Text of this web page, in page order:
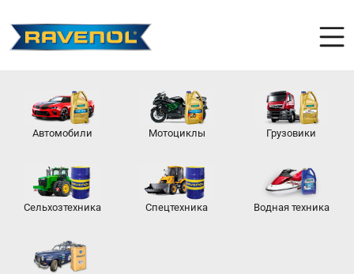
Автомобили Мотоциклы Грузовики
Сельхозтехника Спецтехника Водная техника